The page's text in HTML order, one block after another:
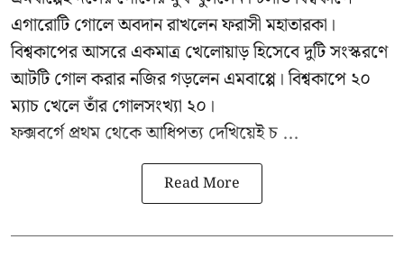
এগারোটি গোলে অবদান রাখলেন ফরাসী মহাতারকা।
বিশ্বকাপের আসরে একমাত্র খেলোয়াড় হিসেবে দুটি সংস্করণে
আটটি গোল করারনজির গড়লেন এমবাপ্পে। বিশ্বকাপে ২০
ম্যাচ খেলে তাঁর গোলসংখ্যা ২০।
ফক্সবর্গে প্রথম থেকে আধিপত্য দেখিয়েই চ ...
Read More